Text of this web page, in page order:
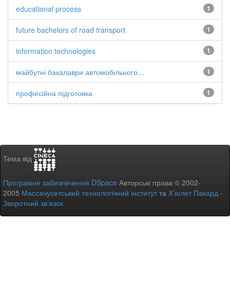
1
educational process
1
future bachelors of road transport
1
information technologies
1
майбутні бакалаври автомобільного...
1
професійна підготовка
Тема від
Програмне забезпечення DSpace Авторські права © 2002-
2005 Массачусетський технологічний інститутта Х’юлет Пакард -
Зворотний зв’язок